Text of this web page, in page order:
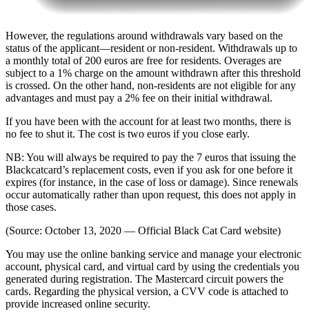
However, the regulations around withdrawals vary based on the
status of the applicant—resident or non-resident. Withdrawals up to
a monthly total of 200 euros are free for residents. Overages are
subject to a 1% charge on the amount withdrawn after this threshold
is crossed. On the other hand, non-residents are not eligible for any
advantages and must pay a 2% fee on their initial withdrawal.
If you have been with the account for at least two months, there is
no fee to shut it. The cost is two euros if you close early.
NB: You will always be required to pay the 7 euros that issuing the
Blackcatcard’s replacement costs, even if you ask for one before it
expires (for instance, in the case of loss or damage). Since renewals
occur automatically rather than upon request, this does not apply in
those cases.
(Source: October 13, 2020 — Official Black Cat Card website)
You may use the online banking service and manage your electronic
account, physical card, and virtual card by using the credentials you
generated during registration. The Mastercard circuit powers the
cards. Regarding the physical version, a CVV code is attached to
provide increased online security.